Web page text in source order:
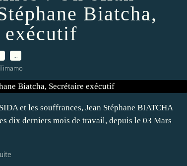
Biatcha,
exécutif
et les souffrances, Jean Stéphane BIATCHA
dix derniers mois de travail, depuis le 03 Mars